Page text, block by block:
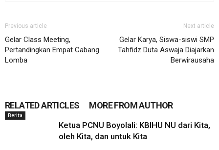
Previous article
Gelar Class Meeting,
Pertandingkan Empat Cabang
Lomba
Next article
Gelar Karya, Siswa-siswi SMP
Tahfidz Duta Aswaja Diajarkan
Berwirausaha
RELATED ARTICLES MORE FROM AUTHOR
Berita
Ketua PCNU Boyolali: KBIHU NU dari Kita,
oleh Kita, dan untuk Kita